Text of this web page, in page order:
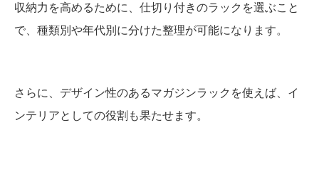
収納力を高めるために、仕切り付きのラックを選ぶこと
で、種類別や年代別に分けた整理が可能になります。
さらに、デザイン性のあるマガジンラックを使えば、イ
ンテリアとしての役割も果たせます。